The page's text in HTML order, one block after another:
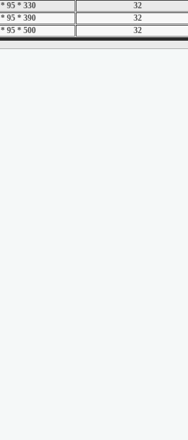
95 * 330
32
95 * 390
32
95 * 500 32